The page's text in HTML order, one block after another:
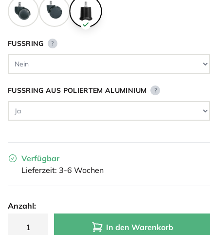
FUSSRING ?
FUSSRING AUS POLIERTEM ALUMINIUM ?
Verfügbar
Lieferzeit: 3-6 Wochen
Anzahl:
In den Warenkorb